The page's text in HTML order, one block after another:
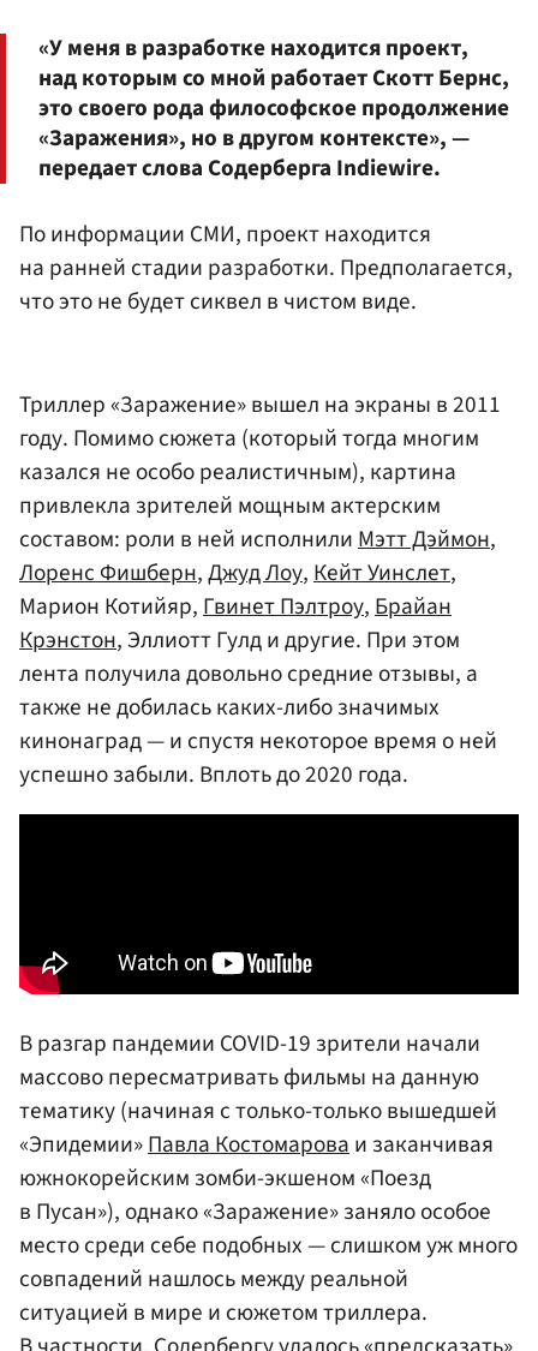
«У меня в разработке находится проект,
над которым со мной работает Скотт Бернс,
это своего рода философское продолжение
«Заражения», но в другом контексте», —
передает слова Содерберга Indiewire.
По информации СМИ, проект находится
на ранней стадии разработки. Предполагается,
что это не будет сиквел в чистом виде.
Триллер «Заражение» вышел на экраны в 2011
году. Помимо сюжета (который тогда многим
казался не особо реалистичным), картина
привлекла зрителей мощным актерским
составом: роли в ней исполнилиМэтт Дэймон,
Лоренс Фишберн,Джуд Лоу,Кейт Уинслет,
Марион Котийяр,Гвинет Пэлтроу,Брайан
Крэнстон, Эллиотт Гулд и другие. При этом
лента получила довольно средние отзывы, а
также не добилась каких-либо значимых
кинонаград — и спустя некоторое время о ней
успешно забыли. Вплоть до 2020 года.
В разгар пандемии COVID-19 зрители начали
массово пересматривать фильмы на данную
тематику (начиная с только-только вышедшей
«Эпидемии»Павла Костомароваи заканчивая
южнокорейским зомби-экшеном «Поезд
в Пусан»), однако «Заражение» заняло особое
место среди себе подобных — слишком уж много
совпадений нашлось между реальной
ситуацией в мире и сюжетом триллера.